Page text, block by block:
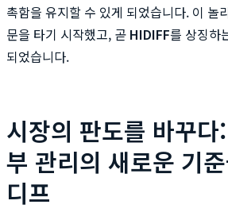
촉함을 유지할 수 있게 되었습니다. 이 놀
문을 타기 시작했고, 곧 HIDIFF를 상징하
되었습니다.
시장의 판도를 바꾸다
부 관리의 새로운 기
디프